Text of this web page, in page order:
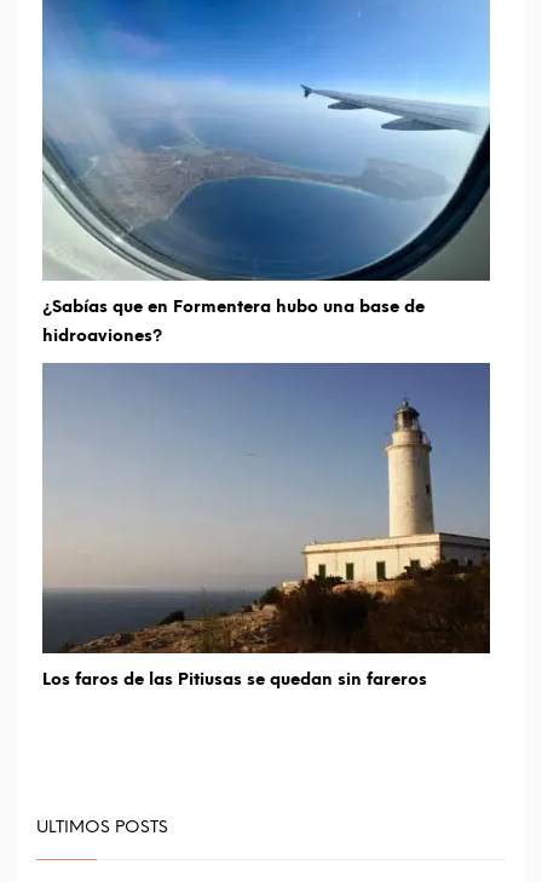
¿Sabías que en Formentera hubo una base de
hidroaviones?
Los faros de las Pitiusas se quedan sin fareros
ULTIMOS POSTS